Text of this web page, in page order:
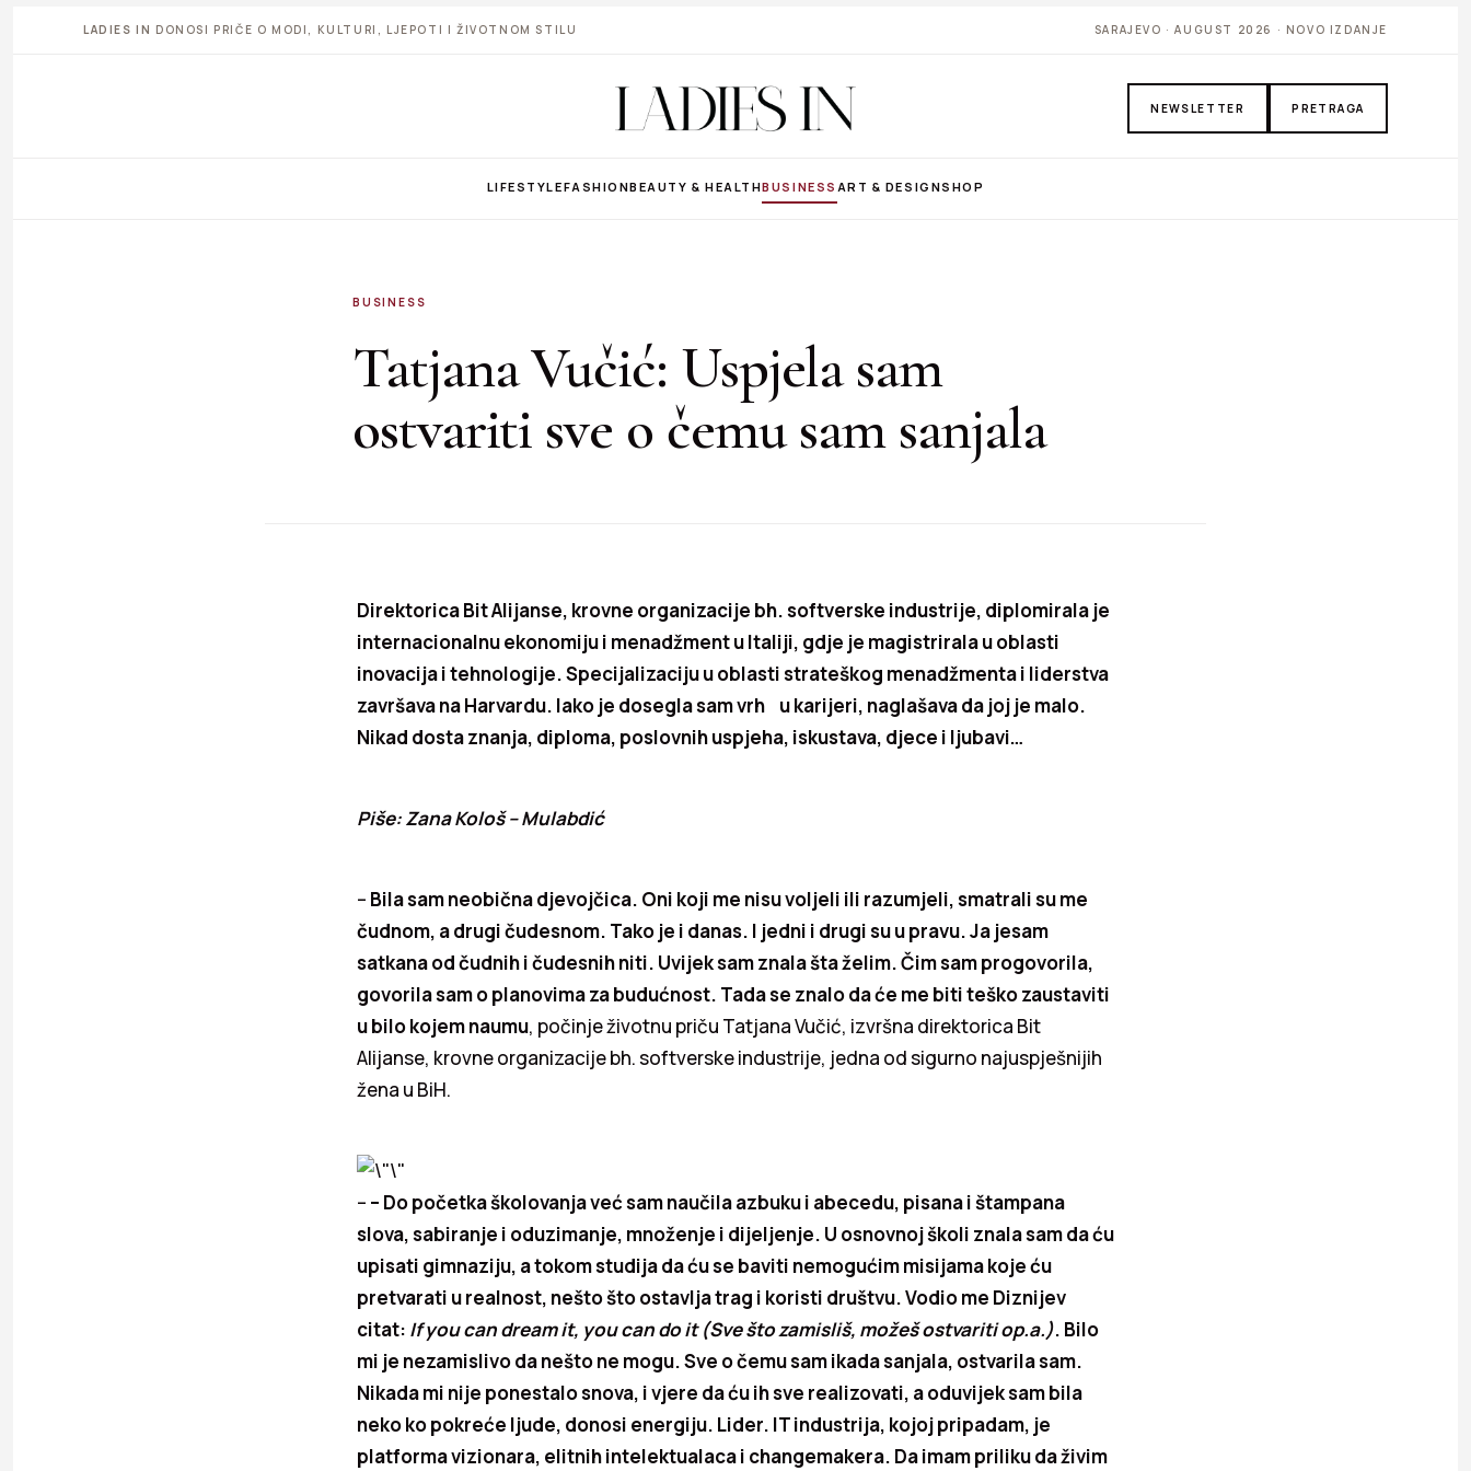
LADIES IN DONOSI PRIČE O MODI, KULTURI, LJEPOTI I ŽIVOTNOM STILU SARAJEVO · AUGUST 2026 · NOVO IZDANJE
NEWSLETTER PRETRAGA
LIFESTYLEFASHIONBEAUTY & HEALTHBUSINESS ART & DESIGNSHOP
BUSINESS
Tatjana Vučić: Uspjela sam
ostvariti sve o čemu sam sanjala
Direktorica Bit Alijanse, krovne organizacije bh. softverske industrije, diplomirala je
internacionalnu ekonomiju i menadžment u Italiji, gdje je magistrirala u oblasti
inovacija i tehnologije. Specijalizaciju u oblasti strateškog menadžmenta i liderstva
završava na Harvardu. Iako je dosegla sam vrh u karijeri, naglašava da joj je malo.
Nikad dosta znanja, diploma, poslovnih uspjeha, iskustava, djece i ljubavi…
Piše: Zana Kološ – Mulabdić
– Bila sam neobična djevojčica. Oni koji me nisu voljeli ili razumjeli, smatrali su me
čudnom, a drugi čudesnom. Tako je i danas. I jedni i drugi su u pravu. Ja jesam
satkana od čudnih i čudesnih niti. Uvijek sam znala šta želim. Čim sam progovorila,
govorila sam o planovima za budućnost. Tada se znalo da će me biti teško zaustaviti
u bilo kojem naumu, počinje životnu priču Tatjana Vučić, izvršna direktorica Bit
Alijanse, krovne organizacije bh. softverske industrije, jedna od sigurno najuspješnijih
žena u BiH.
– – Do početka školovanja već sam naučila azbuku i abecedu, pisana i štampana
slova, sabiranje i oduzimanje, množenje i dijeljenje. U osnovnoj školi znala sam da ću
upisati gimnaziju, a tokom studija da ću se baviti nemogućim misijama koje ću
pretvarati u realnost, nešto što ostavlja trag i koristi društvu. Vodio me Diznijev
citat: If you can dream it, you can do it (Sve što zamisliš, možeš ostvariti op.a.). Bilo
mi je nezamislivo da nešto ne mogu. Sve o čemu sam ikada sanjala, ostvarila sam.
Nikada mi nije ponestalo snova, i vjere da ću ih sve realizovati, a oduvijek sam bila
neko ko pokreće ljude, donosi energiju. Lider. IT industrija, kojoj pripadam, je
platforma vizionara, elitnih intelektualaca i changemakera. Da imam priliku da živim